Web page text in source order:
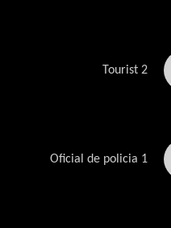
Tourist 2
Oficial de policia 1